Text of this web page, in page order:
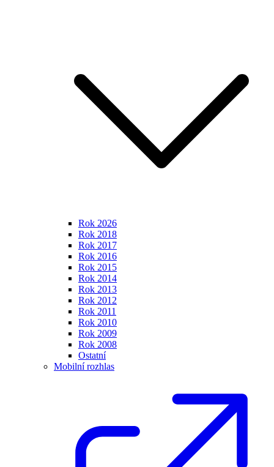
Rok 2026
Rok 2018
Rok 2017
Rok 2016
Rok 2015
Rok 2014
Rok 2013
Rok 2012
Rok 2011
Rok 2010
Rok 2009
Rok 2008
Ostatní
Mobilní rozhlas